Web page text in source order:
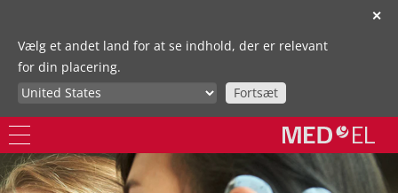
✕
Vælg et andet land for at se indhold, der er relevant
for din placering.
Fortsæt